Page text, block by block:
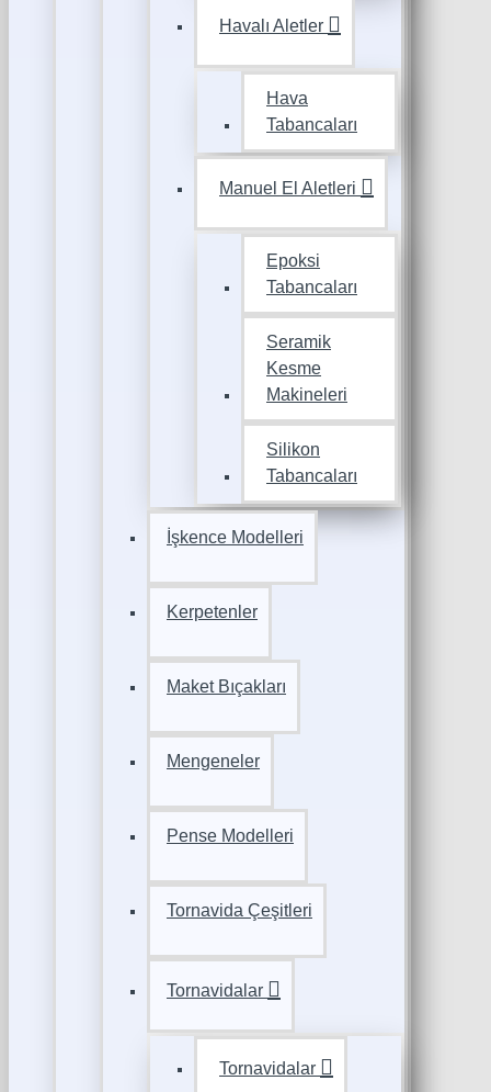
Havalı Aletler
Hava
Tabancaları
Manuel El Aletleri
Epoksi
Tabancaları
Seramik
Kesme
Makineleri
Silikon
Tabancaları
İşkence Modelleri
Kerpetenler
Maket Bıçakları
Mengeneler
Pense Modelleri
Tornavida Çeşitleri
Tornavidalar
Tornavidalar